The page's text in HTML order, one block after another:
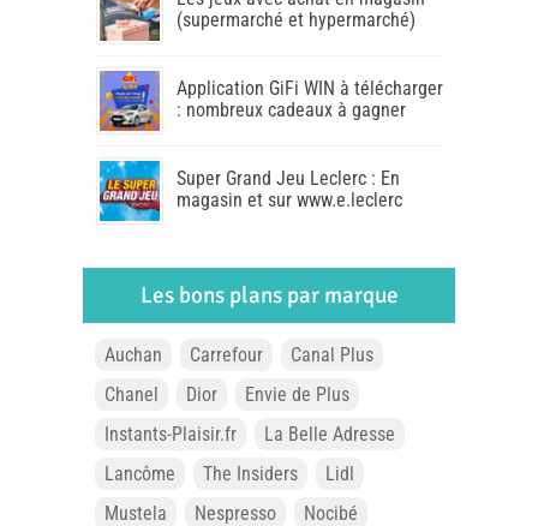
(supermarché et hypermarché)
Application GiFi WIN à télécharger
: nombreux cadeaux à gagner
Super Grand Jeu Leclerc : En
magasin et sur www.e.leclerc
Les bons plans par marque
Auchan Carrefour
Canal Plus
Chanel
Dior
Envie de Plus
Instants-Plaisir.fr
La Belle Adresse
Lancôme
The Insiders
Lidl
Mustela
Nespresso Nocibé